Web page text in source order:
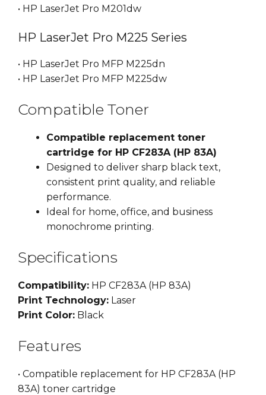
• HP LaserJet Pro M201dw
HP LaserJet Pro M225 Series
• HP LaserJet Pro MFP M225dn
• HP LaserJet Pro MFP M225dw
Compatible Toner
Compatible replacement toner
cartridge for HP CF283A (HP 83A)
Designed to deliver sharp black text,
consistent print quality, and reliable
performance.
Ideal for home, office, and business
monochrome printing.
Specifications
Compatibility: HP CF283A (HP 83A)
Print Technology: Laser
Print Color: Black
Features
• Compatible replacement for HP CF283A (HP
83A) toner cartridge